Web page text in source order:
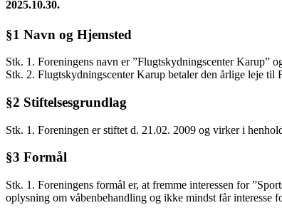
2025.10.30.
§1 Navn og Hjemsted
Stk. 1. Foreningens navn er ”Flugtskydningscenter Karup”
Stk. 2. Flugtskydningscenter Karup betaler den årlige leje til
§2 Stiftelsesgrundlag
Stk. 1. Foreningen er stiftet d. 21.02. 2009 og virker i
§3 Formål
Stk. 1. Foreningens formål er, at fremme interessen for
oplysning om våbenbehandling og ikke mindst får interesse